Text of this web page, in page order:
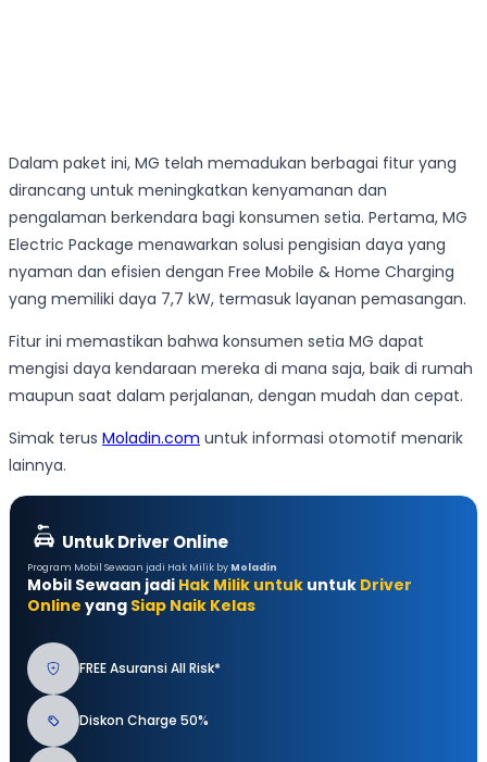
Dalam paket ini, MG telah memadukan berbagai fitur yang
dirancang untuk meningkatkan kenyamanan dan
pengalaman berkendara bagi konsumen setia. Pertama, MG
Electric Package menawarkan solusi pengisian daya yang
nyaman dan efisien dengan Free Mobile & Home Charging
yang memiliki daya 7,7 kW, termasuk layanan pemasangan.
Fitur ini memastikan bahwa konsumen setia MG dapat
mengisi daya kendaraan mereka di mana saja, baik di rumah
maupun saat dalam perjalanan, dengan mudah dan cepat.
Simak terus Moladin.com untuk informasi otomotif menarik
lainnya.
Untuk Driver Online
Program Mobil Sewaan jadi Hak Milik by Moladin
Mobil Sewaan jadi Hak Milik untuk untuk Driver
Online yang Siap Naik Kelas
FREE Asuransi All Risk*
Diskon Charge 50%